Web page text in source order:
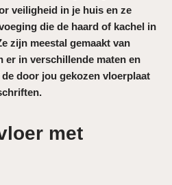
veiligheid in je huis en ze
die de haard of kachel in
zijn meestal gemaakt van
er in verschillende maten en
door jou gekozen vloerplaat
met